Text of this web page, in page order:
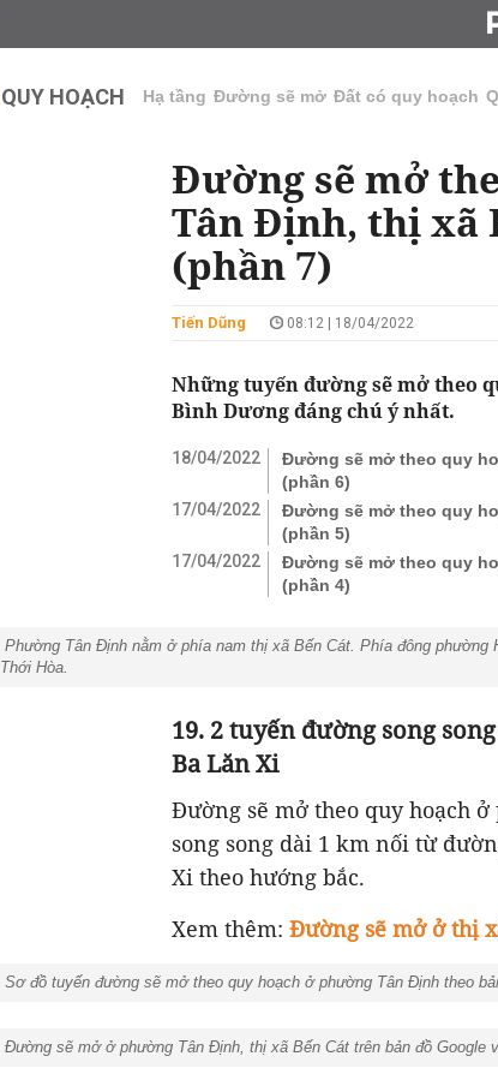
QUY HOẠCH Hạ tầng Đường sẽ mở Đất có quy hoạch
Đường sẽ mở
Tân Định, thị xã
(phần 7)
Tiến Dũng 08:12 | 18/04/2022
Những tuyến đường sẽ mở theo
Bình Dương đáng chú ý nhất.
18/04/2022
Đường sẽ mở theo quy
(phần 6)
17/04/2022
Đường sẽ mở theo quy
(phần 5)
17/04/2022
Đường sẽ mở theo quy
(phần 4)
Phường Tân Định nằm ở phía nam thị xã Bến Cát. Phía đông
Thới Hòa.
19. 2 tuyến đường song
Ba Lăn Xi
Đường sẽ mở theo quy hoạch
song song dài 1 km nối từ
Xi theo hướng bắc.
Xem thêm: Đường sẽ mở ở thị
Sơ đồ tuyến đường sẽ mở theo quy hoạch ở phường Tân Định theo
Đường sẽ mở ở phường Tân Định, thị xã Bến Cát trên bản đồ Google